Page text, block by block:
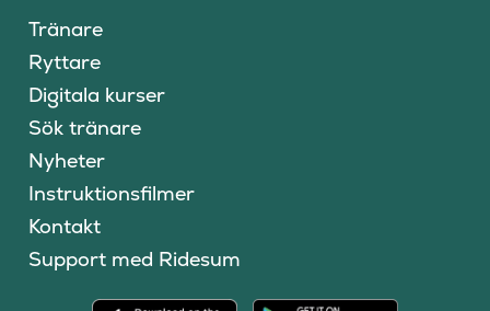
Tränare
Ryttare
Digitala kurser
Sök tränare
Nyheter
Instruktionsfilmer
Kontakt
Support med Ridesum